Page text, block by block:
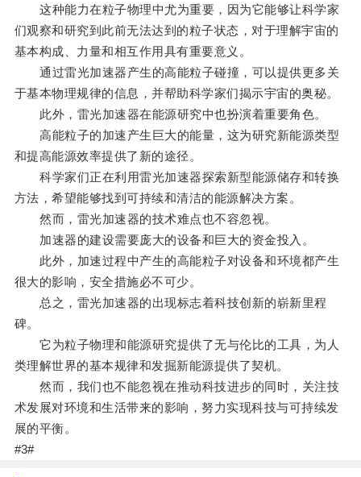
这种能力在粒子物理中尤为重要，因为它能够让科学家
们观察和研究到此前无法达到的粒子状态，对于理解宇宙的
基本构成、力量和相互作用具有重要意义。
通过雷光加速器产生的高能粒子碰撞，可以提供更多关
于基本物理规律的信息，并帮助科学家们揭示宇宙的奥秘。
此外，雷光加速器在能源研究中也扮演着重要角色。
高能粒子的加速产生巨大的能量，这为研究新能源类型
和提高能源效率提供了新的途径。
科学家们正在利用雷光加速器探索新型能源储存和转换
方法，希望能够找到可持续和清洁的能源解决方案。
然而，雷光加速器的技术难点也不容忽视。
加速器的建设需要庞大的设备和巨大的资金投入。
此外，加速过程中产生的高能粒子对设备和环境都产生
很大的影响，安全措施必不可少。
总之，雷光加速器的出现标志着科技创新的崭新里程
碑。
它为粒子物理和能源研究提供了无与伦比的工具，为人
类理解世界的基本规律和发掘新能源提供了契机。
然而，我们也不能忽视在推动科技进步的同时，关注技
术发展对环境和生活带来的影响，努力实现科技与可持续发
展的平衡。
#3#